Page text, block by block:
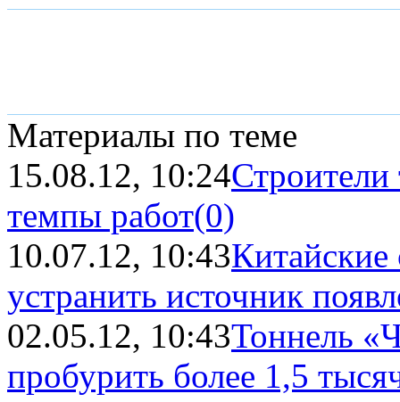
Материалы по теме
15.08.12, 10:24Строители
темпы работ(0)
10.07.12, 10:43
устранить источник
02.05.12, 10:43Тоннель
пробурить более 1,5